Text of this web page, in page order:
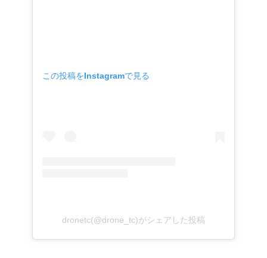
この投稿をInstagramで見る
dronetc(@drone_tc)がシェアした投稿